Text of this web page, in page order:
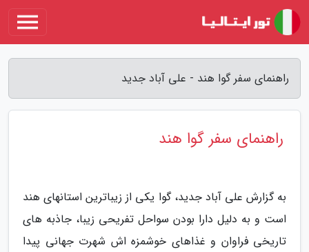
راهنمای سفر گوا هند - علی آباد جدید
راهنمای سفر گوا هند
به گزارش علی آباد جدید، گوا یکی از زیباترین استانهای هند
است و به دلیل دارا بودن سواحل تفریحی زیبا، جاذبه های
تاریخی فراوان و غذاهای خوشمزه اش شهرت جهانی پیدا